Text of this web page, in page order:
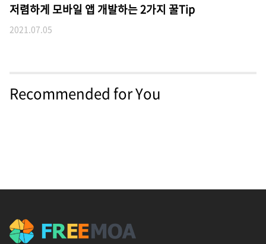
저렴하게 모바일 앱 개발하는 2가지 꿀Tip
2021.07.05
Recommended for You